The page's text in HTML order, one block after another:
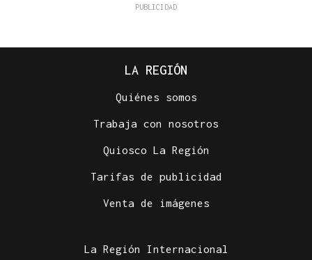
LA REGIÓN
Quiénes somos
Trabaja con nosotros
Quiosco La Región
Tarifas de publicidad
Venta de imágenes
La Región Internacional